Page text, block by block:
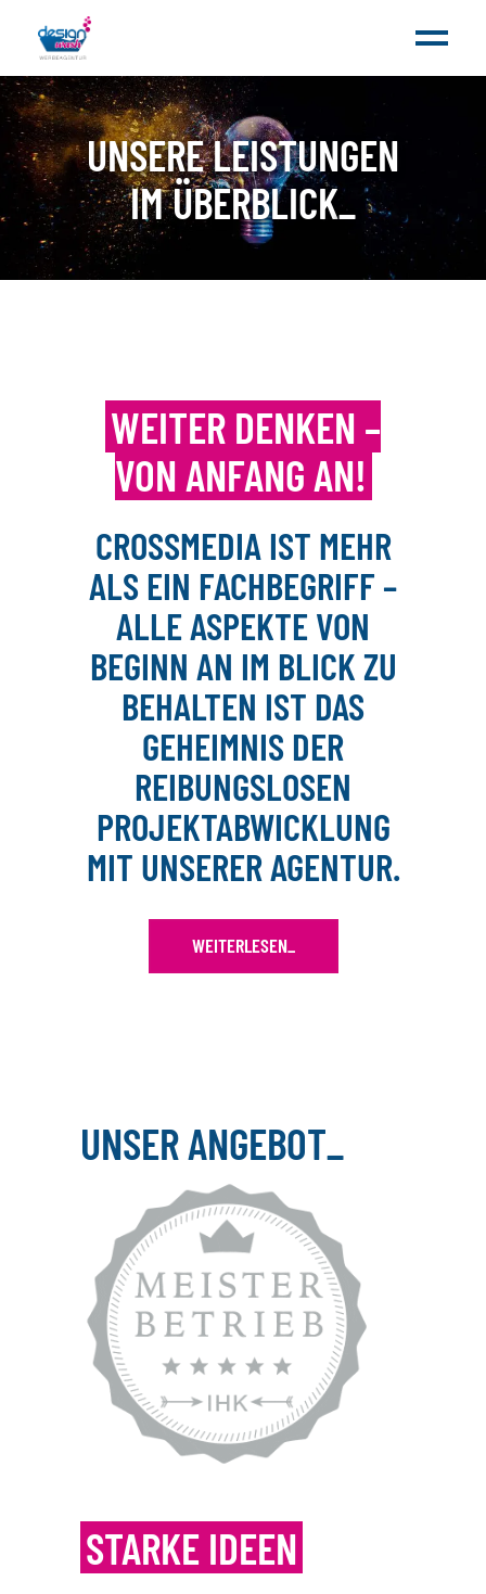
UNSERE LEISTUNGEN
IM ÜBERBLICK_
WEITER DENKEN –
VON ANFANG AN!
CROSSMEDIA IST MEHR
ALS EIN FACHBEGRIFF –
ALLE ASPEKTE VON
BEGINN AN IM BLICK ZU
BEHALTEN IST DAS
GEHEIMNIS DER
REIBUNGSLOSEN
PROJEKTABWICKLUNG
MIT UNSERER AGENTUR.
WEITERLESEN_
UNSER ANGEBOT_
STARKE IDEEN